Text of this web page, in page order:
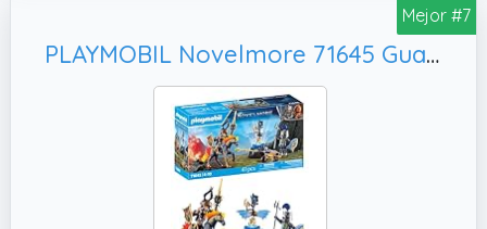
Mejor #7
PLAYMOBIL Novelmore 71645 Guardia Acorazado, Juguetes llenos de acción para niños y niñas a Partir de 4 años